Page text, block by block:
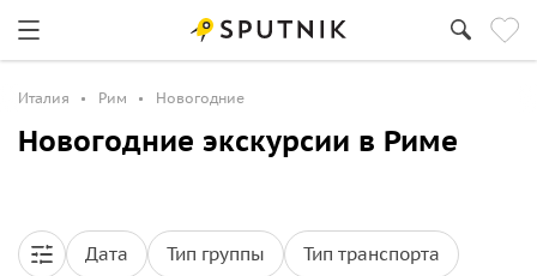
Италия Рим Новогодние
Новогодние экскурсии в Риме
Дата Тип группы Тип транспорта